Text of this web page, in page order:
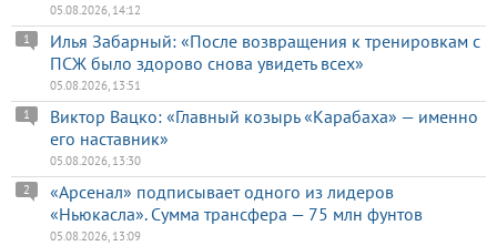
05.08.2026, 14:12
Илья Забарный: «После возвращения к тренировкам с
ПСЖ было здорово снова увидеть всех»
1
05.08.2026, 13:51
Виктор Вацко: «Главный козырь «Карабаха» — именно
его наставник»
1
05.08.2026, 13:30
«Арсенал» подписывает одного из лидеров
«Ньюкасла». Сумма трансфера — 75 млн фунтов
2
05.08.2026, 13:09